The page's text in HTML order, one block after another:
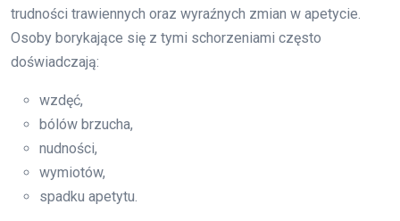
trudności trawiennych oraz wyraźnych zmian w apetycie.
Osoby borykające się z tymi schorzeniami często
doświadczają:
wzdęć,
bólów brzucha,
nudności,
wymiotów,
spadku apetytu.